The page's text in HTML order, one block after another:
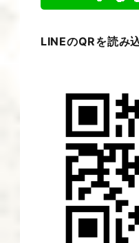
LINEのQRを読み